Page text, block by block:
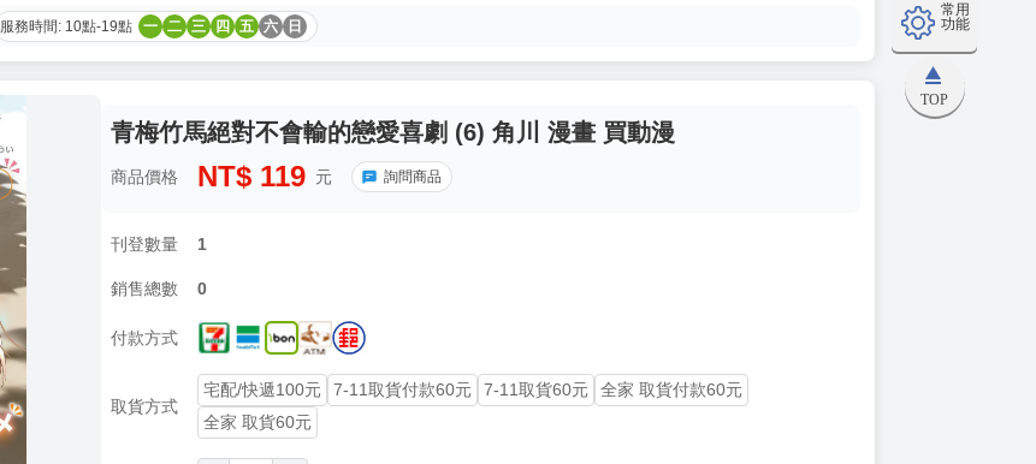
常用
功能
TOP
服務時間: 10點-19點 一 二 三 四 五 六 日
青梅竹馬絕對不會輸的戀愛喜劇 (6) 角川 漫畫 買動漫
商品價格 NT$ 119 元 詢問商品
刊登數量 1
銷售總數 0
付款方式
取貨方式
宅配/快遞100元 7-11取貨付款60元 7-11取貨60元
全家 取貨付款60元
全家 取貨60元